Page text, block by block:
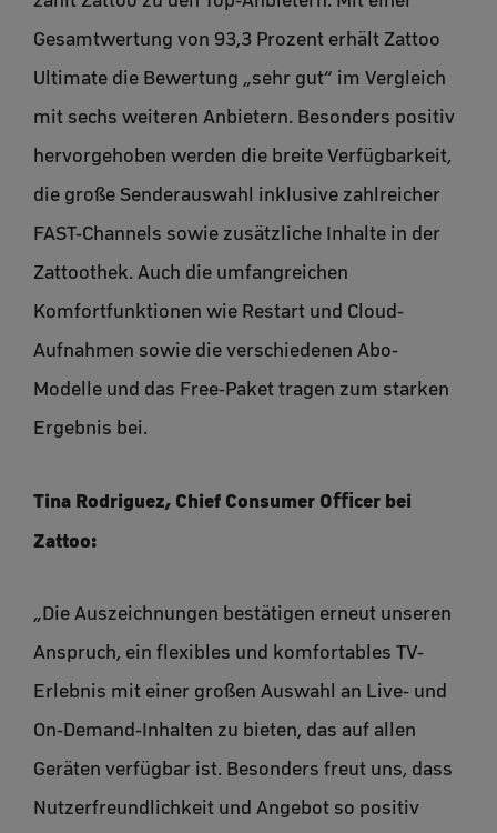
Gesamtwertung von 93,3 Prozent erhält Zattoo
Ultimate die Bewertung „sehr gut“ im Vergleich
mit sechs weiteren Anbietern. Besonders positiv
hervorgehoben werden die breite Verfügbarkeit,
die große Senderauswahl inklusive zahlreicher
FAST-Channels sowie zusätzliche Inhalte in der
Zattoothek. Auch die umfangreichen
Komfortfunktionen wie Restart und Cloud-
Aufnahmen sowie die verschiedenen Abo-
Modelle und das Free-Paket tragen zum starken
Ergebnis bei.
Tina Rodriguez, Chief Consumer Oﬃcer bei
Zattoo:
„Die Auszeichnungen bestätigen erneut unseren
Anspruch, ein flexibles und komfortables TV-
Erlebnis mit einer großen Auswahl an Live- und
On-Demand-Inhalten zu bieten, das auf allen
Geräten verfügbar ist. Besonders freut uns, dass
Nutzerfreundlichkeit und Angebot so positiv